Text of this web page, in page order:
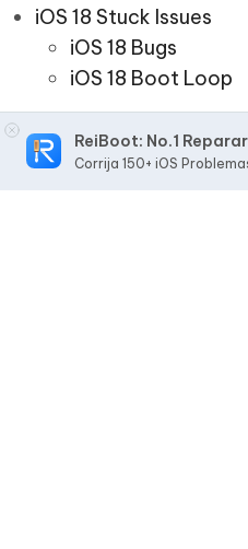
iOS 18 Stuck Issues
iOS 18 Bugs
iOS 18 Boot Loop
ReiBoot: No.1
Corrija 150+ iOS